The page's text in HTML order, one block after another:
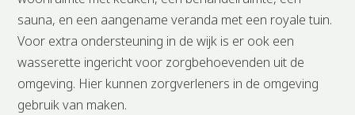
sauna, en een aangename veranda met een royale tuin.
Voor extra ondersteuning in de wijk is er ook een
wasserette ingericht voor zorgbehoevenden uit de
omgeving. Hier kunnen zorgverleners in de omgeving
gebruik van maken.